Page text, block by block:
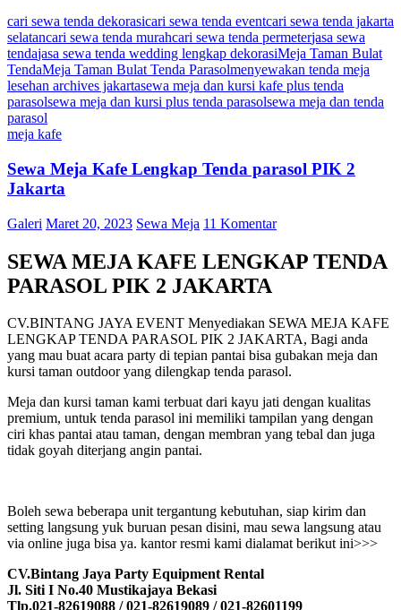
cari sewa tenda dekorasicari sewa tenda eventcari sewa tenda jakarta
selatancari sewa tenda murahcari sewa tenda permeterjasa sewa
tendajasa sewa tenda wedding lengkap dekorasiMeja Taman Bulat
TendaMeja Taman Bulat Tenda Parasolmenyewakan tenda meja
lesehan archives jakartasewa meja dan kursi kafe plus tenda
parasolsewa meja dan kursi plus tenda parasolsewa meja dan tenda
parasol
meja kafe
Sewa Meja Kafe Lengkap Tenda parasol PIK 2
Jakarta
Galeri Maret 20, 2023 Sewa Meja 11 Komentar
SEWA MEJA KAFE LENGKAP TENDA
PARASOL PIK 2 JAKARTA
CV.BINTANG JAYA EVENT Menyediakan SEWA MEJA KAFE
LENGKAP TENDA PARASOL PIK 2 JAKARTA, Bagi anda
yang mau buat acara party di tepian pantai bisa gubakan meja dan
kursi taman outdoor yang dilengkap tenda parasol.
Meja dan kursi taman kami terbuat dari kayu jati dengan kualitas
premium, untuk tenda parasol ini memiliki tampilan yang dengan
ciri khas pantai atau taman, dengan membran yang tebal dan juga
tidak goyah diterjang angin pantai.
Boleh sewa beberapa unit tergantung kebutuhan, siap kirim dan
setting langsung yuk buruan pesan disini, mau sewa langsung atau
via online juga bisa ya. kantor resmi kami dialamat berikut ini>>>
CV.Bintang Jaya Party Equipment Rental
Jl. Siti I No.40 Mustikajaya Bekasi
Tlp.021-82619088 / 021-82619089 / 021-82601199